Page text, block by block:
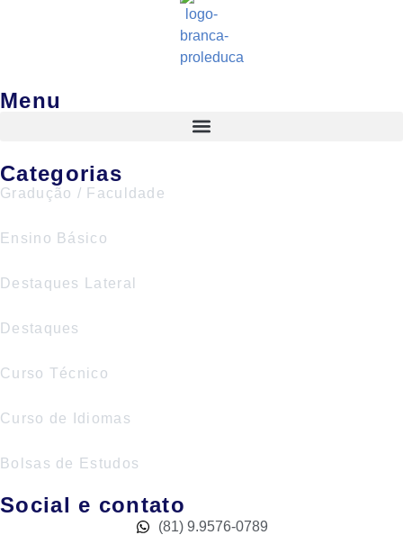
Menu
Categorias
Gradução / Faculdade
Ensino Básico
Destaques Lateral
Destaques
Curso Técnico
Curso de Idiomas
Bolsas de Estudos
Social e contato
(81) 9.9576-0789